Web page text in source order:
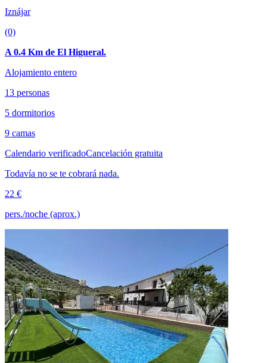
Iznájar
(0)
A 0.4 Km de El Higueral.
Alojamiento entero
13 personas
5 dormitorios
9 camas
Calendario verificadoCancelación gratuita
Todavía no se te cobrará nada.
22 €
pers./noche (aprox.)